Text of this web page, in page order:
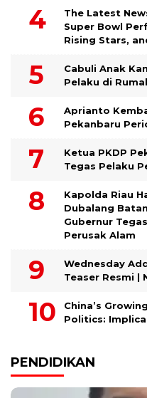
The Latest
Super Bowl
Rising Stars,
Cabuli Anak
Pelaku di
Aprianto
Pekanbaru
Ketua PKDP
Tegas Pelaku
Kapolda Riau
Dubalang
Gubernur
Perusak Alam
Wednesday
Teaser Resmi |
China’s
Politics:
PENDIDIKAN